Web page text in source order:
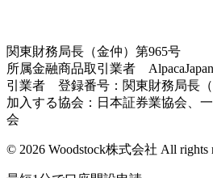
関東財務局長（金仲）第965号
所属金融商品取引業者
引業者 登録番号：関東財務局長（
加入する協会：日本証券業協会、
会
© 2026 Woodstock株式会社 All rights